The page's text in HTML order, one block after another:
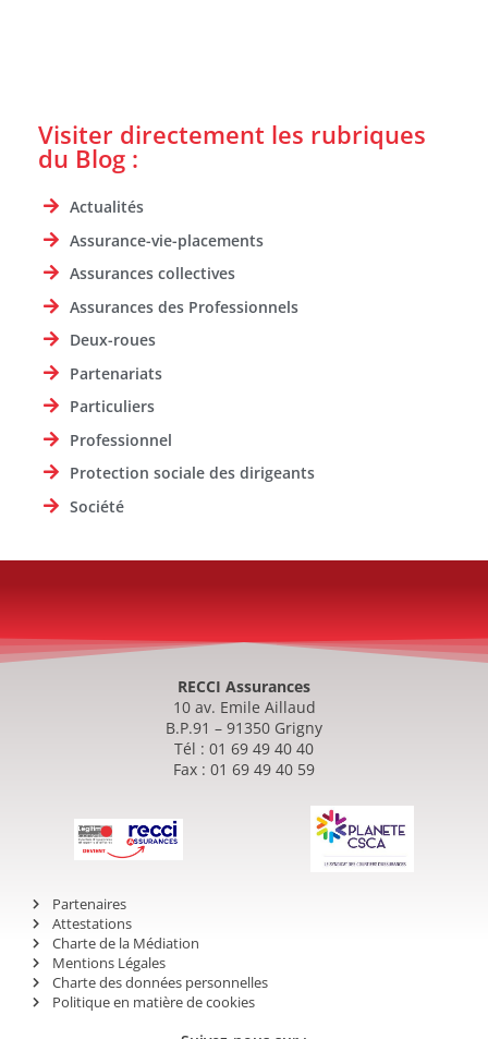
Visiter directement les rubriques
du Blog :
Actualités
Assurance-vie-placements
Assurances collectives
Assurances des Professionnels
Deux-roues
Partenariats
Particuliers
Professionnel
Protection sociale des dirigeants
Société
RECCI Assurances
10 av. Emile Aillaud
B.P.91 – 91350 Grigny
Tél : 01 69 49 40 40
Fax : 01 69 49 40 59
Partenaires
Attestations
Charte de la Médiation
Mentions Légales
Charte des données personnelles
Politique en matière de cookies